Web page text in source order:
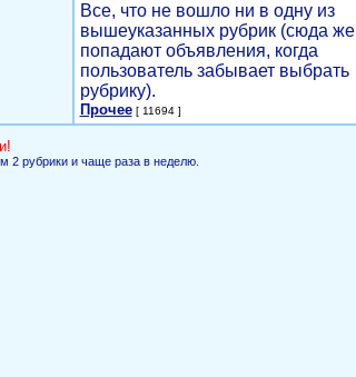
Все, что не вошло ни в одну из
вышеуказанных рубрик (сюда же
попадают объявления, когда
пользователь забывает выбрать
рубрику).
Прочее[ 11694 ]
2 рубрики и чаще раза в неделю.